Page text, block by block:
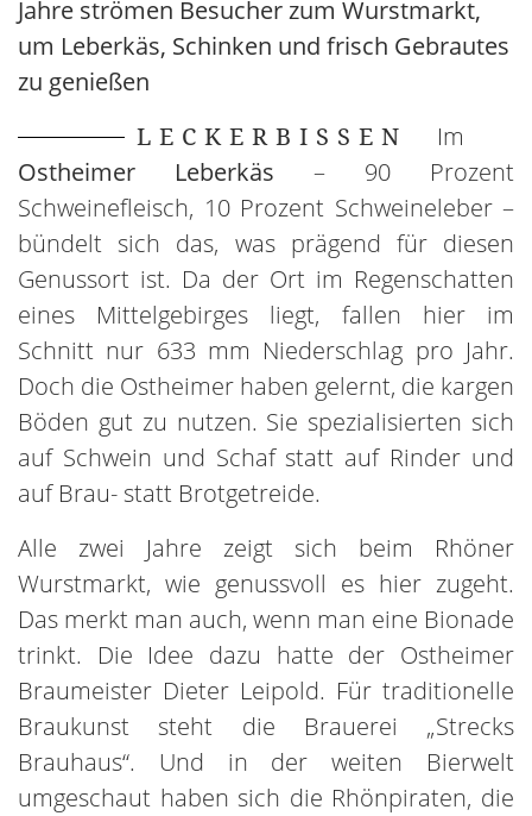
Jahre strömen Besucher zum Wurstmarkt,
um Leberkäs, Schinken und frisch Gebrautes
zu genießen
LECKERBISSEN
Im
Ostheimer Leberkäs – 90 Prozent
Schweinefleisch, 10 Prozent Schweineleber –
bündelt sich das, was prägend für diesen
Genussort ist. Da der Ort im Regenschatten
eines Mittelgebirges liegt, fallen hier im
Schnitt nur 633 mm Niederschlag pro Jahr.
Doch die Ostheimer haben gelernt, die kargen
Böden gut zu nutzen. Sie spezialisierten sich
auf Schwein und Schaf statt auf Rinder und
auf Brau- statt Brotgetreide.
Alle zwei Jahre zeigt sich beim Rhöner
Wurstmarkt, wie genussvoll es hier zugeht.
Das merkt man auch, wenn man eine Bionade
trinkt. Die Idee dazu hatte der Ostheimer
Braumeister Dieter Leipold. Für traditionelle
Braukunst steht die Brauerei „Strecks
Brauhaus“. Und in der weiten Bierwelt
umgeschaut haben sich die Rhönpiraten, die